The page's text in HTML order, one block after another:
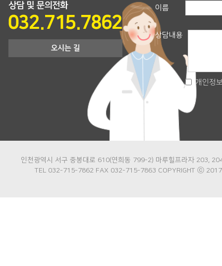
이름
상담내용
개인정
인천광역시 서구 중봉대로 610(연희동 799-2) 마루힐프라자 203,
TEL 032-715-7862 FAX 032-715-7863 COPYRIGHT ⓒ 2017